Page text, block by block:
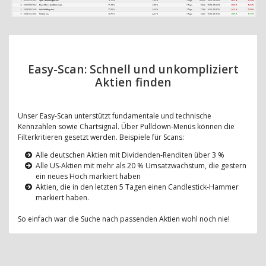
Easy-Scan: Schnell und unkompliziert
Aktien finden
Unser Easy-Scan unterstützt fundamentale und technische
Kennzahlen sowie Chartsignal. Über Pulldown-Menüs können die
Filterkritieren gesetzt werden. Beispiele für Scans:
Alle deutschen Aktien mit Dividenden-Renditen über 3 %
Alle US-Aktien mit mehr als 20 % Umsatzwachstum, die gestern
ein neues Hoch markiert haben
Aktien, die in den letzten 5 Tagen einen Candlestick-Hammer
markiert haben.
So einfach war die Suche nach passenden Aktien wohl noch nie!